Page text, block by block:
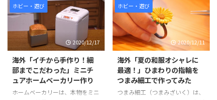
バレッタだと留め具の金具で強力
に髪を束ねることが可能です。ま
た、髪をアップなどのアレンジす
る場合も長時間、崩れにくくする
ことが可能なため使われます。 土
台の木は、木工で削りだし、留め
金具をつけることで木の風合がや
わらかなバレッタになります。ま
た、コスモスの花びらは一枚一枚
染色を行い、自然な風合を出して
バリエーションが豊富で、色は全
部で16色あります。ドット柄のキ
ャンドルにパーッケージも売って
いそうな雰囲気なので、見ている
だけでおもしろかったです。 ド
ット柄にするところは少し手間に
思えますが、最後の16色並べた
ときのかわいさは抜群です。まさ
にお店の雰囲気がいっぱいで、つ
いつい間違えてしまいそうなほど
ホビー・遊び
2020/12/17
海外「イチから手作り！細
部までこだわった」ミニチ
ュアホームベーカリー作り
ホームベーカリーは、本物をミニ
ホビー・遊び
2020/12/11
海外「夏の和服オシャレに
最適！」ひまわりの指輪を
つまみ細工で作ってみた
つまみ細工（つまみざいく）は、